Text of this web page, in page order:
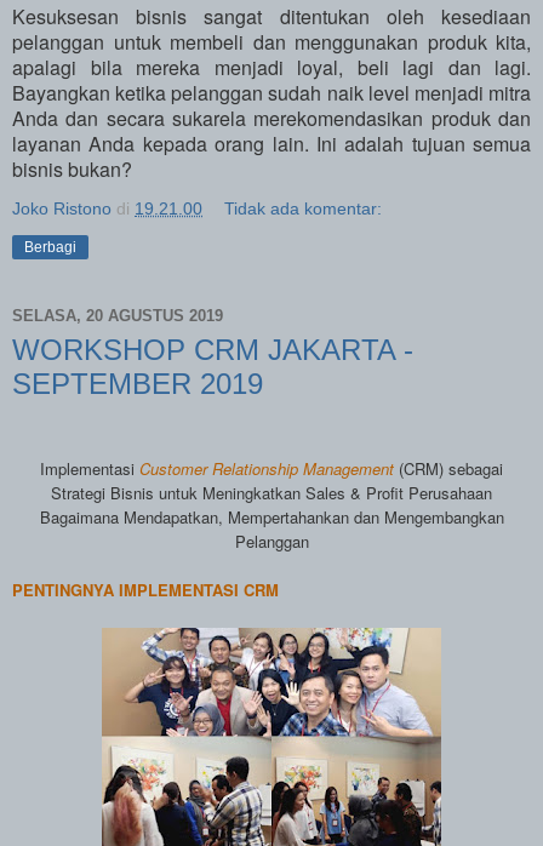
Kesuksesan bisnis sangat ditentukan oleh kesediaan
pelanggan untuk membeli dan menggunakan produk kita,
apalagi bila mereka menjadi loyal, beli lagi dan lagi.
Bayangkan ketika pelanggan sudah naik level menjadi mitra
Anda dan secara sukarela merekomendasikan produk dan
layanan Anda kepada orang lain. Ini adalah tujuan semua
bisnis bukan?
Joko Ristono di 19.21.00 Tidak ada komentar:
Berbagi
SELASA, 20 AGUSTUS 2019
WORKSHOP CRM JAKARTA -
SEPTEMBER 2019
Implementasi Customer Relationship Management (CRM) sebagai
Strategi Bisnis untuk Meningkatkan Sales & Profit Perusahaan
Bagaimana Mendapatkan, Mempertahankan dan Mengembangkan
Pelanggan
PENTINGNYA IMPLEMENTASI CRM